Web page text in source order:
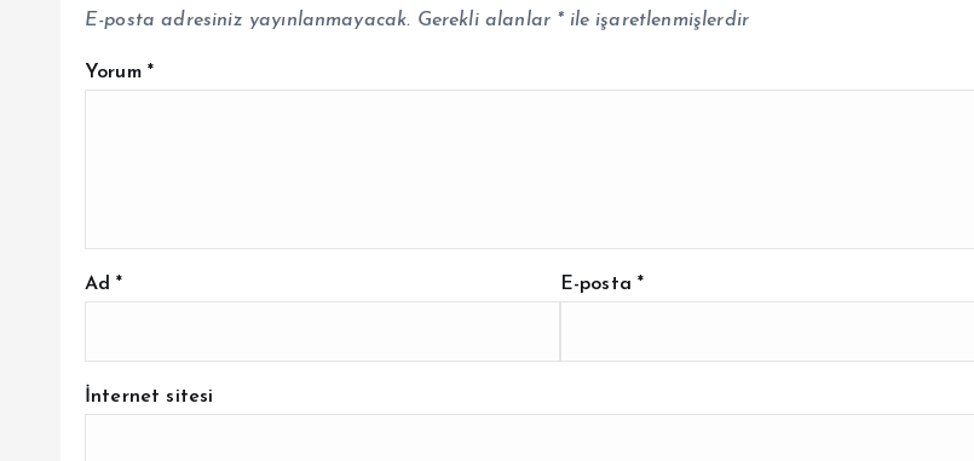
E-posta adresiniz yayınlanmayacak. Gerekli alanlar *ile işaretlenmişlerdir
Yorum *
Ad* E-posta*
İnternet sitesi